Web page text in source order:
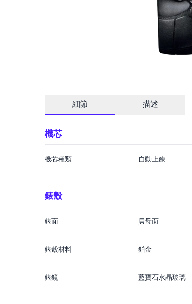
細節 描述
機芯
機芯種類 自動上鍊
錶殼
錶面 貝母面
錶殼材料 鉑金
錶鏡 藍寶石水晶玻璃